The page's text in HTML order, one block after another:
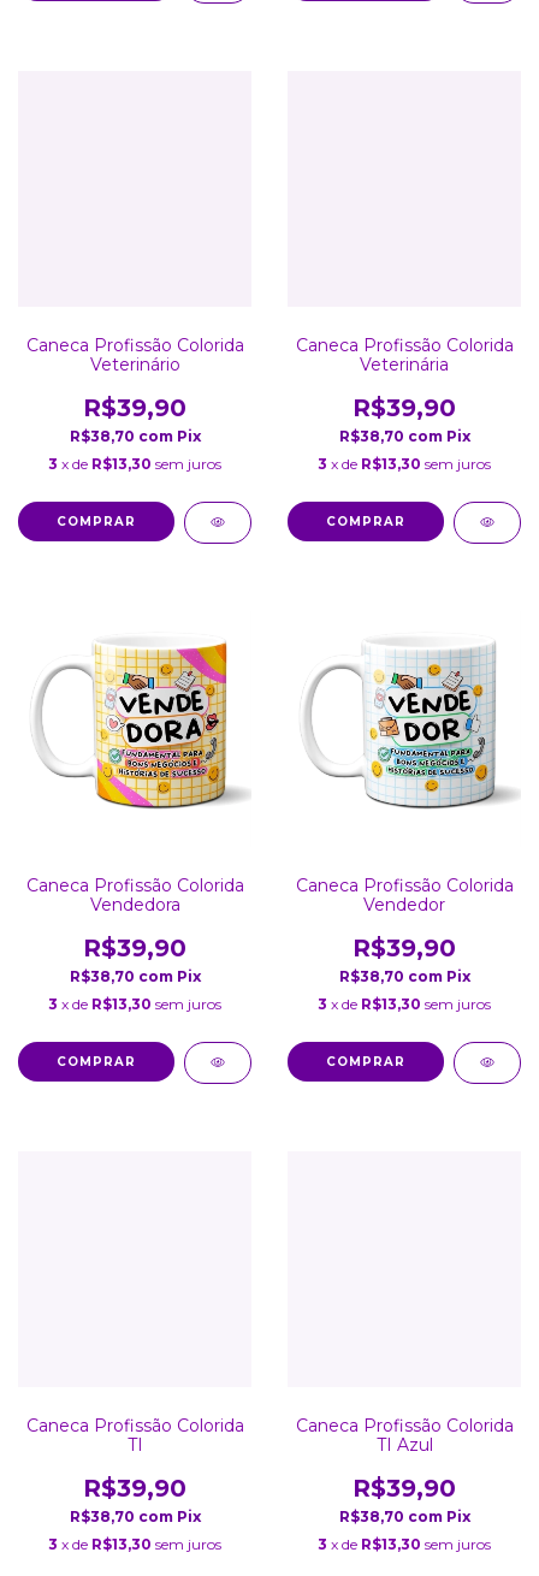
Caneca Profissão Colorida
Veterinário
R$39,90
R$38,70 com Pix
3 x de R$13,30 sem juros
COMPRAR
Caneca Profissão Colorida
Veterinária
R$39,90
R$38,70 com Pix
3 x de R$13,30 sem juros
COMPRAR
Caneca Profissão Colorida
Vendedora
R$39,90
R$38,70 com Pix
3 x de R$13,30 sem juros
COMPRAR
Caneca Profissão Colorida
Vendedor
R$39,90
R$38,70 com Pix
3 x de R$13,30 sem juros
COMPRAR
Caneca Profissão Colorida
TI
R$39,90
R$38,70 com Pix
3 x de R$13,30 sem juros
Caneca Profissão Colorida
TI Azul
R$39,90
R$38,70 com Pix
3 x de R$13,30 sem juros